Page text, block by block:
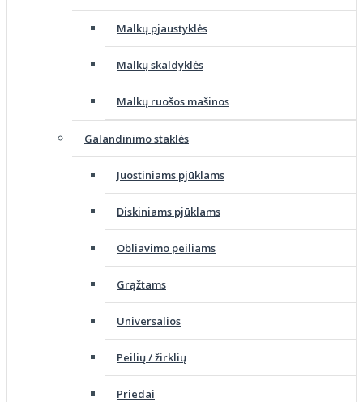
Malkų pjaustyklės
Malkų skaldyklės
Malkų ruošos mašinos
Galandinimo staklės
Juostiniams pjūklams
Diskiniams pjūklams
Obliavimo peiliams
Grąžtams
Universalios
Peilių / žirklių
Priedai